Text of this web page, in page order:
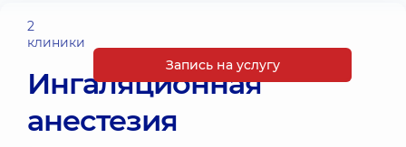
2
клиники
Ингаляционная
анестезия
Запись на услугу